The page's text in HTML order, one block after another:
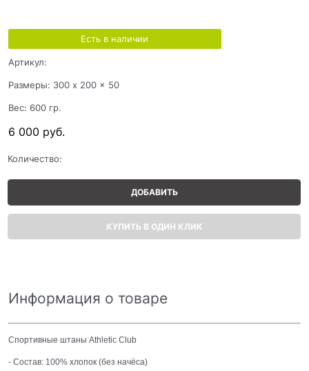
Есть в наличии
Артикул:
Размеры: 300 x 200 x 50
Вес: 600 гр.
6 000 руб.
Количество:
ДОБАВИТЬ
КУПИТЬ В ОДИН КЛИК
Информация о товаре
Спортивные штаны Athletic Club
- Состав: 100% хлопок (без начёса)